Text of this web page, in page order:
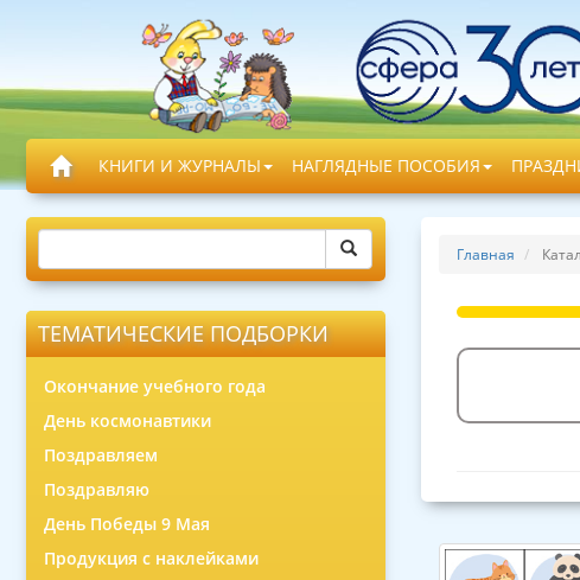
КНИГИ И ЖУРНАЛЫ НАГЛЯДНЫЕ ПОСОБИЯ
ТЕМАТИЧЕСКИЕ ПОДБОРКИ
Окончание учебного года
День космонавтики
Поздравляем
Поздравляю
День Победы 9 Мая
Продукция с наклейками
Главная